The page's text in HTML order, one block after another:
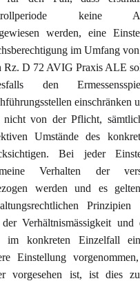
keine
werden, eine
im Umfang
Rz. D 72 AVIG Praxis ALE
den
einschränken
nicht von der Pflicht,
Umstände des
Bei jeder
Verhalten der
werden und es
Prinzipien
Verhältnismässigkeit und
im konkreten Einzelfall
Einstellung
vorgesehen ist, ist dies